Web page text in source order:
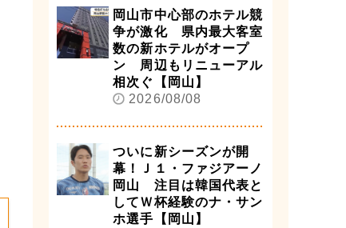
岡山市中心部のホテル競
争が激化 県内最大客室
数の新ホテルがオープ
ン 周辺もリニューアル
相次ぐ【岡山】
2026/08/08
ついに新シーズンが開
幕！Ｊ１・ファジアーノ
岡山 注目は韓国代表と
してＷ杯経験のナ・サン
ホ選手【岡山】